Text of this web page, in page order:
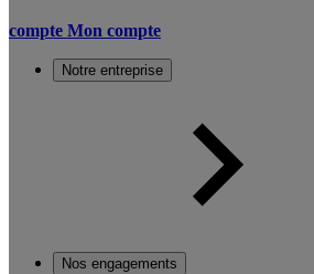
compte Mon compte
Notre entreprise
Nos engagements